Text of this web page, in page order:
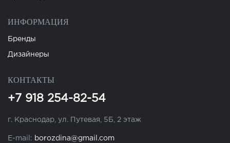
ИНФОРМАЦИЯ
Бренды
Дизайнеры
КОНТАКТЫ
+7 918 254-82-54
г. Краснодар, ул. Путевая, 5Б, 2 этаж
E-mail: borozdina@gmail.com